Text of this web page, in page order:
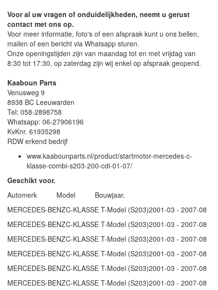
Voor al uw vragen of onduidelijkheden, neemt u gerust
contact met ons op.
Voor meer informatie, foto's of een afspraak kunt u ons bellen,
mailen of een bericht via Whatsapp sturen.
Onze openingstijden zijn van maandag tot en met vrijdag van
8:30 tot 17:30, op zaterdag zijn wij enkel op afspraak geopend.
Kaaboun Parts
Venusweg 9
8938 BC Leeuwarden
Tel: 058-2898758
Whatsapp: 06-27906196
KvKnr. 61935298
RDW erkend bedrijf
www.kaabounparts.nl/product/startmotor-mercedes-c-
klasse-combi-s203-200-cdi-01-07/
Geschikt voor.
Automerk Model Bouwjaar.
MERCEDES-BENZC-KLASSE T-Model (S203)2001-03 - 2007-08
MERCEDES-BENZC-KLASSE T-Model (S203)2001-03 - 2007-08
MERCEDES-BENZC-KLASSE T-Model (S203)2001-03 - 2007-08
MERCEDES-BENZC-KLASSE T-Model (S203)2001-03 - 2007-08
MERCEDES-BENZC-KLASSE T-Model (S203)2001-03 - 2007-08
MERCEDES-BENZC-KLASSE T-Model (S203)2001-03 - 2007-08